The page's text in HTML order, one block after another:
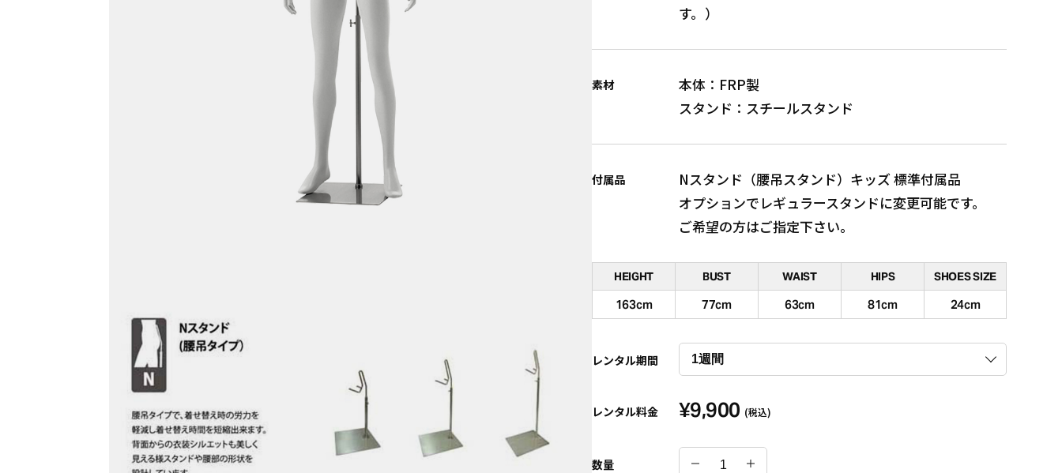
す。）
素材
本体：FRP製
スタンド：スチールスタンド
付属品
Nスタンド（腰吊スタンド）キッズ 標準付属品
オプションでレギュラースタンドに変更可能です。
ご希望の方はご指定下さい。
HEIGHT BUST WAIST HIPS SHOES SIZE
163cm 77cm 63cm 81cm 24cm
レンタル期間
レンタル料金 ¥9,900 (税込)
数量
マ